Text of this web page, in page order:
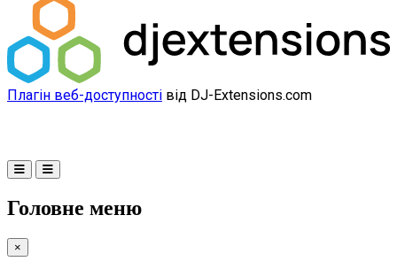
Плагін веб-доступності від DJ-Extensions.com
Головне меню
×